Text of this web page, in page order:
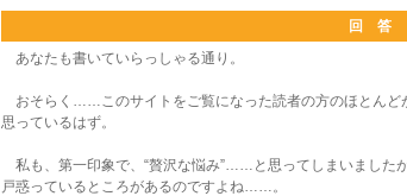
回 答
あなたも書いていらっしゃる通り。
おそらく……このサイトをご覧になった読者の方のほとんど
思っているはず。
私も、第一印象で、“贅沢な悩み”……と思ってしまいました
戸惑っているところがあるのですよね……。